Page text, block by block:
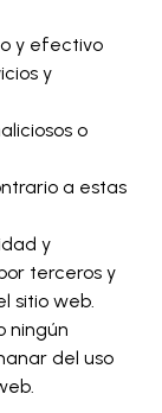
y efectivo
y
o
a estas
y
terceros y
sitio web.
ningún
del uso